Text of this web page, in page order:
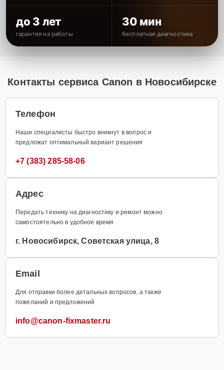
до 3 лет
гарантия на работы
30 мин
бесплатная диагностика
Контакты сервиса Canon в Новосибирске
Телефон
Наши специалисты быстро вникнут в вопрос и
предложат оптимальный вариант решения
+7 (383) 285-58-06
Адрес
Передать технику на диагностику и ремонт можно
самостоятельно в удобное время
г. Новосибирск, Советская улица, 8
Email
Для отправки более детальных вопросов, а также
пожеланий и предложений
info@canon-fixmaster.ru